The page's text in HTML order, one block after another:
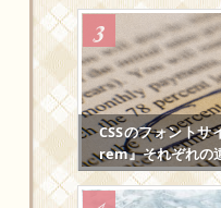
CSSのフォント
rem』それぞれの